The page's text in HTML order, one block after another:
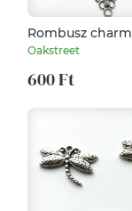
Rombusz charm
Oakstreet
600 Ft